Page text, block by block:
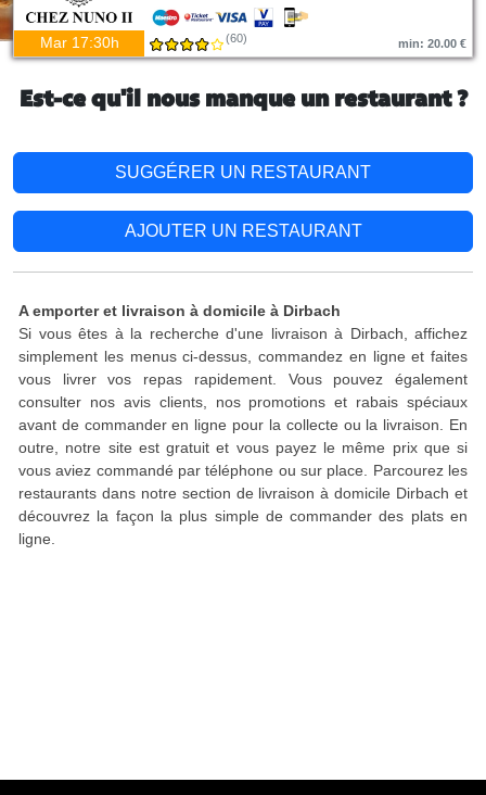
Mar 17:30h (60) min: 20.00 €
Est-ce qu'il nous manque un restaurant ?
SUGGÉRER UN RESTAURANT
AJOUTER UN RESTAURANT
A emporter et livraison à domicile à Dirbach
Si vous êtes à la recherche d'une livraison à Dirbach, affichez
simplement les menus ci-dessus, commandez en ligne et faites
vous livrer vos repas rapidement. Vous pouvez également
consulter nos avis clients, nos promotions et rabais spéciaux
avant de commander en ligne pour la collecte ou la livraison. En
outre, notre site est gratuit et vous payez le même prix que si
vous aviez commandé par téléphone ou sur place. Parcourez les
restaurants dans notre section de livraison à domicile Dirbach et
découvrez la façon la plus simple de commander des plats en
ligne.